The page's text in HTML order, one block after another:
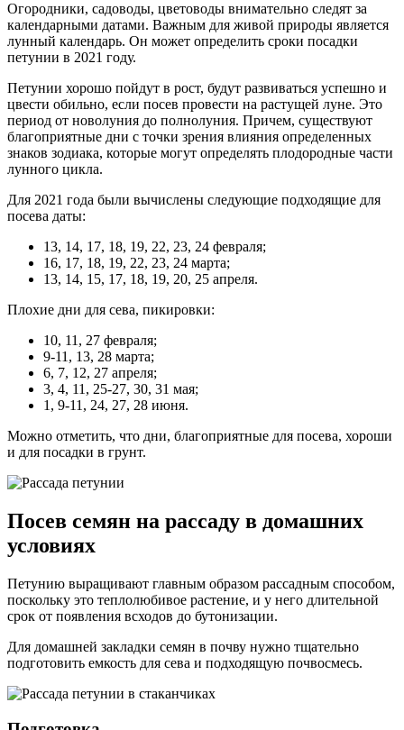
Огородники, садоводы, цветоводы внимательно следят за
календарными датами. Важным для живой природы является
лунный календарь. Он может определить сроки посадки
петунии в 2021 году.
Петунии хорошо пойдут в рост, будут развиваться успешно и
цвести обильно, если посев провести на растущей луне. Это
период от новолуния до полнолуния. Причем, существуют
благоприятные дни с точки зрения влияния определенных
знаков зодиака, которые могут определять плодородные части
лунного цикла.
Для 2021 года были вычислены следующие подходящие для
посева даты:
13, 14, 17, 18, 19, 22, 23, 24 февраля;
16, 17, 18, 19, 22, 23, 24 марта;
13, 14, 15, 17, 18, 19, 20, 25 апреля.
Плохие дни для сева, пикировки:
10, 11, 27 февраля;
9-11, 13, 28 марта;
6, 7, 12, 27 апреля;
3, 4, 11, 25-27, 30, 31 мая;
1, 9-11, 24, 27, 28 июня.
Можно отметить, что дни, благоприятные для посева, хороши
и для посадки в грунт.
Посев семян на рассаду в домашних
условиях
Петунию выращивают главным образом рассадным способом,
поскольку это теплолюбивое растение, и у него длительной
срок от появления всходов до бутонизации.
Для домашней закладки семян в почву нужно тщательно
подготовить емкость для сева и подходящую почвосмесь.